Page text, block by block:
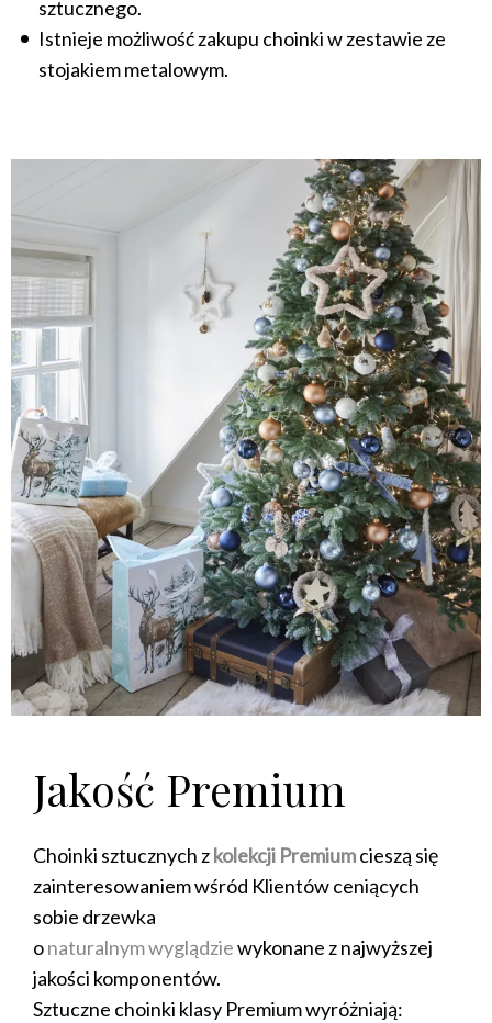
sztucznego.
Istnieje możliwość zakupu choinki w zestawie ze
stojakiem metalowym.
Jakość Premium
Choinki sztucznych zkolekcji Premiumcieszą się
zainteresowaniem wśród Klientów ceniących
sobie drzewka
onaturalnym wyglądziewykonane z najwyższej
jakości komponentów.
Sztuczne choinki klasy Premium wyróżniają: